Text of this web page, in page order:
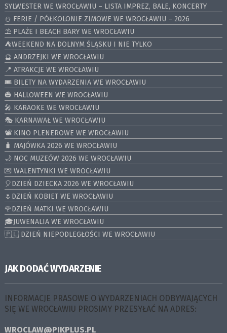
SYLWESTER WE WROCŁAWIU – LISTA IMPREZ, BALE, KONCERTY
⛄️ FERIE / PÓŁKOLONIE ZIMOWE WE WROCŁAWIU – 2026
⛱️ PLAŻE I BEACH BARY WE WROCŁAWIU
⛺️WEEKEND NA DOLNYM ŚLĄSKU I NIE TYLKO
🔮 ANDRZEJKI WE WROCŁAWIU
📍 ATRAKCJE WE WROCŁAWIU
🎟️ BILETY NA WYDARZENIA WE WROCŁAWIU
🎃 HALLOWEEN WE WROCŁAWIU
🎤 KARAOKE WE WROCŁAWIU
🎭 KARNAWAŁ WE WROCŁAWIU
📽️ KINO PLENEROWE WE WROCŁAWIU
🧳 MAJÓWKA 2026 WE WROCŁAWIU
🌙 NOC MUZEÓW 2026 WE WROCŁAWIU
💌 WALENTYNKI WE WROCŁAWIU
🎈DZIEŃ DZIECKA 2026 WE WROCŁAWIU
🌷DZIEŃ KOBIET WE WROCŁAWIU
🌹DZIEŃ MATKI WE WROCŁAWIU
🎓JUWENALIA WE WROCŁAWIU
🇵🇱 DZIEŃ NIEPODLEGŁOŚCI WE WROCŁAWIU
JAK DODAĆ WYDARZENIE
INFORMACJE PRASOWE O WYDARZENIACH ODBYWAJĄCYCH
SIĘ WE WROCŁAWIU PROSIMY PRZESYŁAĆ NA ADRES:
WROCLAW@PIKPLUS.PL